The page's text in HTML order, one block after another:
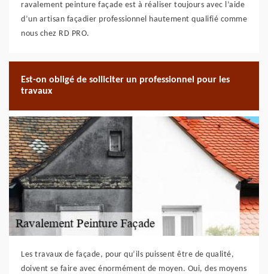
ravalement peinture façade est à réaliser toujours avec l’aide
d’un artisan façadier professionnel hautement qualifié comme
nous chez RD PRO.
Est-on obligé de solliciter un professionnel pour les
travaux
Les travaux de façade, pour qu’ils puissent être de qualité,
doivent se faire avec énormément de moyen. Oui, des moyens